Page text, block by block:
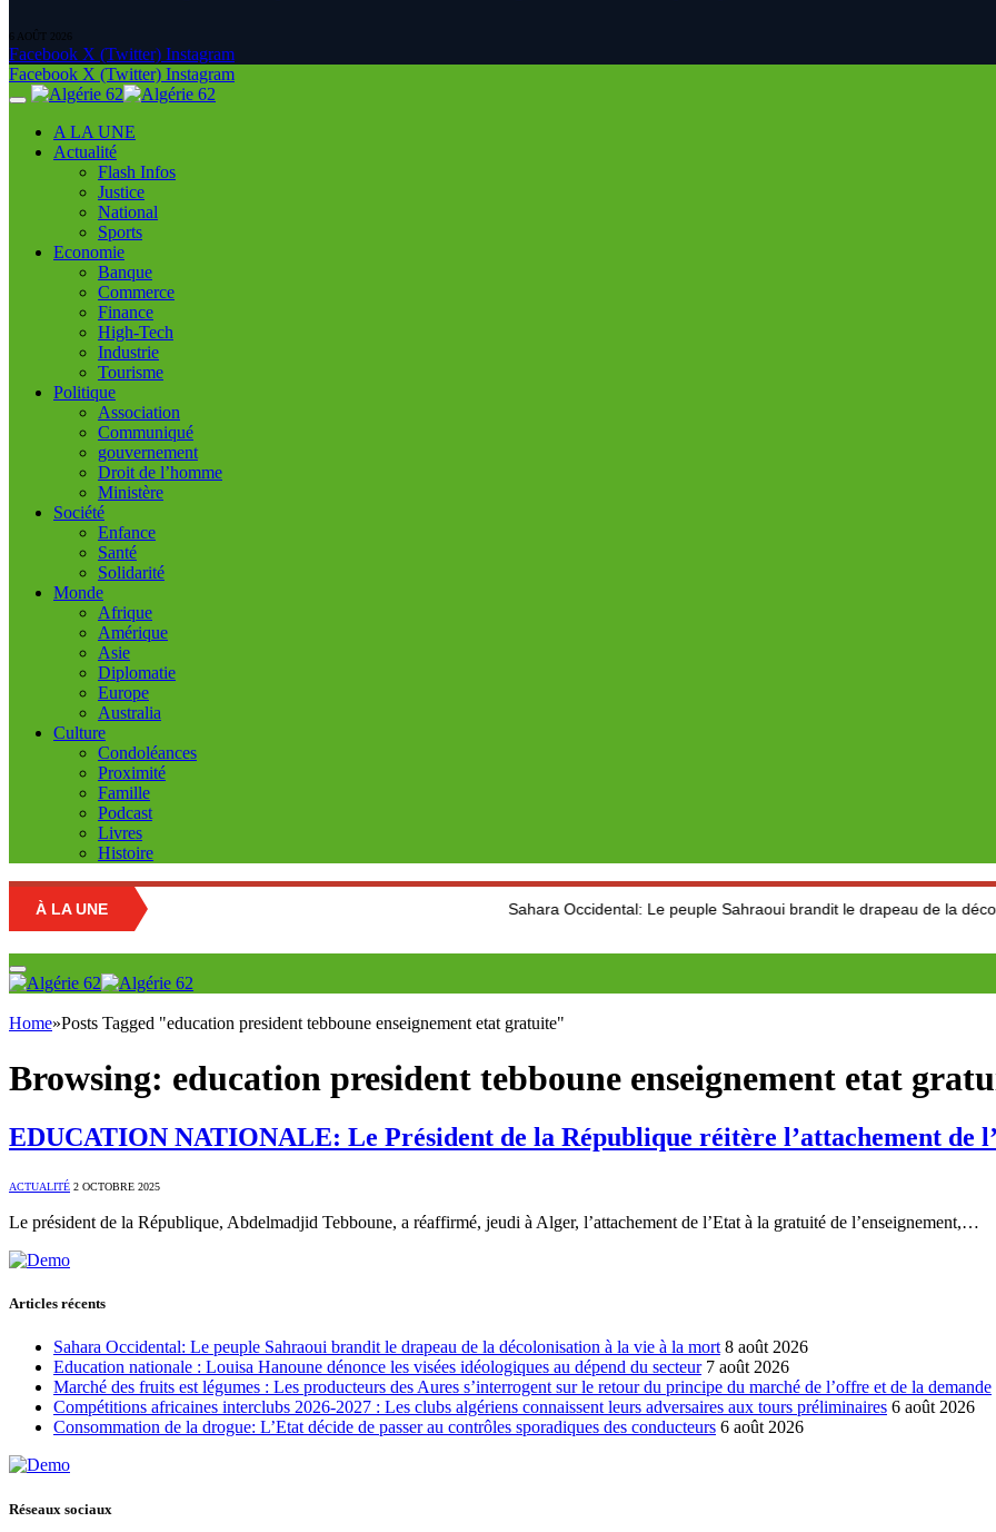
6 AOÛT 2026
Facebook X (Twitter) Instagram
Facebook X (Twitter) Instagram
A LA UNE
Actualité
Flash Infos
Justice
National
Sports
Economie
Banque
Commerce
Finance
High-Tech
Industrie
Tourisme
Politique
Association
Communiqué
gouvernement
Droit de l’homme
Ministère
Société
Enfance
Santé
Solidarité
Monde
Afrique
Amérique
Asie
Diplomatie
Europe
Australia
Culture
Condoléances
Proximité
Famille
Podcast
Livres
Histoire
À LA UNE Sahara Occidental: Le peuple Sahraoui brandit le drapeau de la décolonisation à
Home»Posts Tagged "education president tebboune enseignement etat gratuite"
Browsing: education president tebboune enseignement etat
EDUCATION NATIONALE: Le Président de la République réitère l’attachement de
ACTUALITÉ 2 OCTOBRE 2025
Le président de la République, Abdelmadjid Tebboune, a réaffirmé, jeudi à Alger, l’attachement de l’Etat à la gratuité de l’enseignement,…
Articles récents
Sahara Occidental: Le peuple Sahraoui brandit le drapeau de la décolonisation à la vie à la mort 8 août 2026
Education nationale : Louisa Hanoune dénonce les visées idéologiques au dépend du secteur 7 août 2026
Marché des fruits est légumes : Les producteurs des Aures s’interrogent sur le retour du principe du marché de l’offre et de la demande
Compétitions africaines interclubs 2026-2027 : Les clubs algériens connaissent leurs adversaires aux tours préliminaires 6 août 2026
Consommation de la drogue: L’Etat décide de passer au contrôles sporadiques des conducteurs 6 août 2026
Réseaux sociaux